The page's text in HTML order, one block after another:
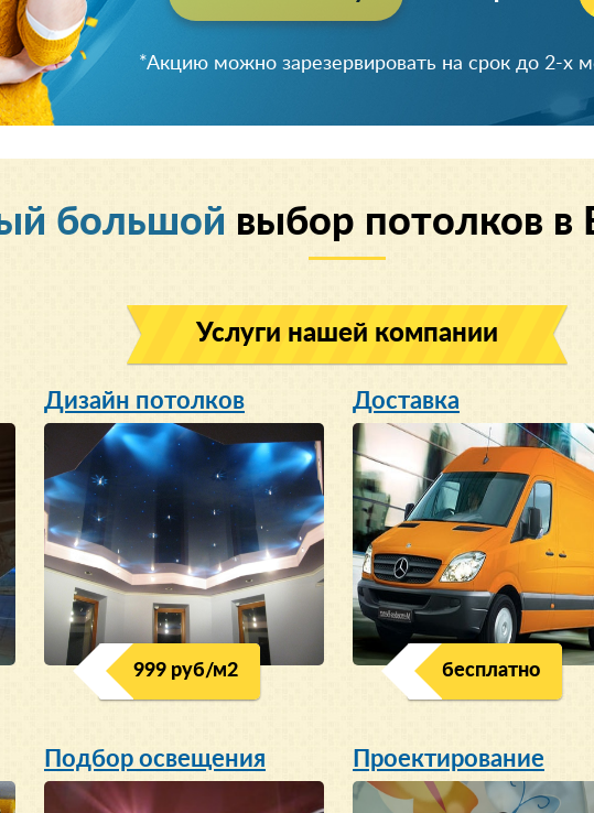
*Акцию можно зарезервировать на срок до 2-х
Успейте зарезервировать скидку!
большой выбор потолков в
Услуги нашей компании
Дизайн потолков
999 руб/м2
Доставка
бесплатно
Подбор освещения Проектирование